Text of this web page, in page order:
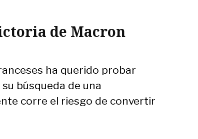
de Macron
ha querido probar
búsqueda de una
corre el riesgo de convertir